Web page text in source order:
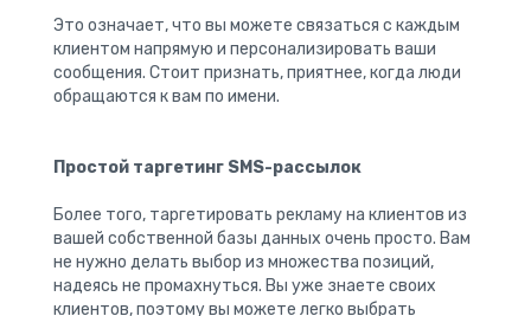
Это означает, что вы можете связаться с каждым
клиентом напрямую и персонализировать ваши
сообщения. Стоит признать, приятнее, когда люди
обращаются к вам по имени.
Простой таргетинг SMS-рассылок
Более того, таргетировать рекламу на клиентов из
вашей собственной базы данных очень просто. Вам
не нужно делать выбор из множества позиций,
надеясь не промахнуться. Вы уже знаете своих
клиентов, поэтому вы можете легко выбрать